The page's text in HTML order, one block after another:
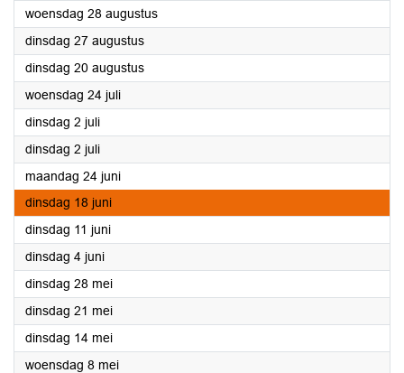
woensdag 28 augustus2024
dinsdag 27 augustus2024
dinsdag 20 augustus2024
woensdag 24 juli2024
dinsdag 2 juli2024
dinsdag 2 juli2024
maandag 24 juni2024
dinsdag 18 juni2024
dinsdag 11 juni2024
dinsdag 4 juni2024
dinsdag 28 mei2024
dinsdag 21 mei2024
dinsdag 14 mei2024
woensdag 8 mei2024